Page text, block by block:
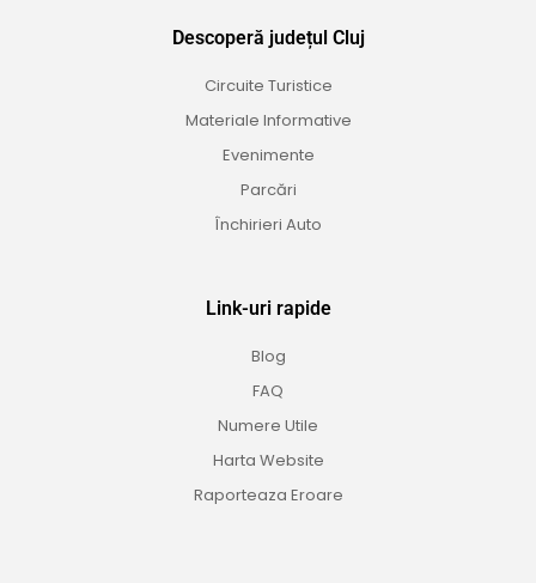
Descoperă județul Cluj
Circuite Turistice
Materiale Informative
Evenimente
Parcări
Închirieri Auto
Link-uri rapide
Blog
FAQ
Numere Utile
Harta Website
Raporteaza Eroare